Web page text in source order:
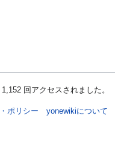
回アクセスされました。
ポリシー yonewikiについて